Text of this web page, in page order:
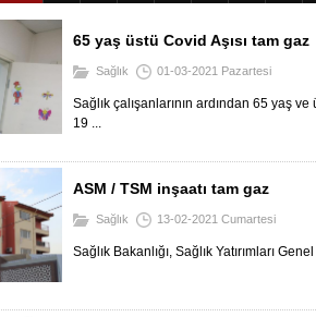
65 yaş üstü Covid Aşısı tam gaz
Sağlık 01-03-2021 Pazartesi
Sağlık çalışanlarının ardından 65 yaş
19 ...
ASM / TSM inşaatı tam gaz
Sağlık 13-02-2021 Cumartesi
Sağlık Bakanlığı, Sağlık Yatırımları